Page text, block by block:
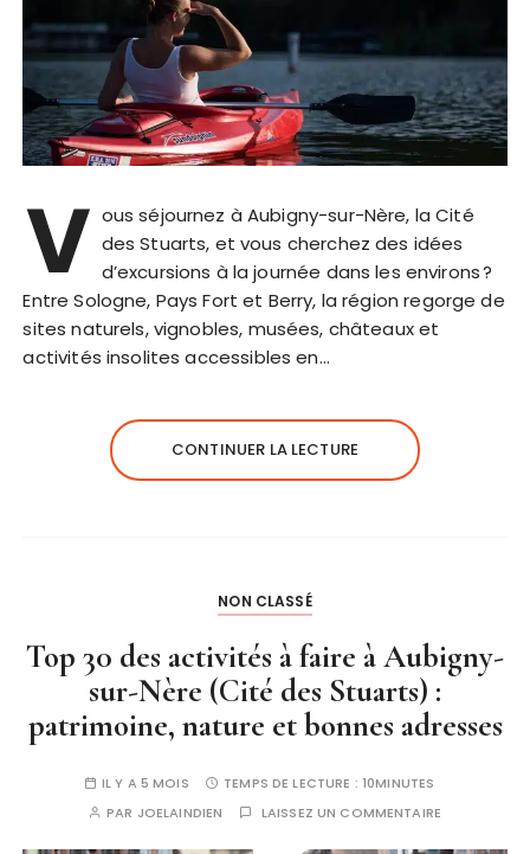
V ous séjournez à Aubigny-sur-Nère, la Cité
des Stuarts, et vous cherchez des idées
d’excursions à la journée dans les environs ?
Entre Sologne, Pays Fort et Berry, la région regorge de
sites naturels, vignobles, musées, châteaux et
activités insolites accessibles en…
CONTINUER LA LECTURE
NON CLASSÉ
Top 30 des activités à faire à Aubigny-
sur-Nère (Cité des Stuarts) :
patrimoine, nature et bonnes adresses
IL Y A 5 MOIS TEMPS DE LECTURE : 10MINUTES
PAR JOELAINDIEN LAISSEZ UN COMMENTAIRE